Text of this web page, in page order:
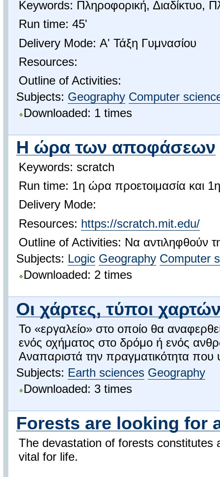
Keywords: Πληροφορική,
Run time: 45'
Delivery Mode: Α' Τάξη Γυμνασίου
Resources:
Outline of Activities:
Subjects: Geography Computer
Downloaded: 1 times
Η ώρα των αποφάσεων
Keywords: scratch
Run time: 1η ώρα προετοιμασία και
Delivery Mode:
Resources: https://scratch.mit.edu/
Outline of Activities: Να αντιληφθούν
Subjects: Logic Geography Computer
Downloaded: 2 times
Οι χάρτες, τύποι
Το «εργαλείο» στο οποίο θα
ενός οχήματος στο δρόμο ή ενός
Αναπαριστά την πραγματικότητα
Subjects: Earth sciences Geography
Downloaded: 3 times
Forests are looking for
The devastation of forests constitutes
vital for life.